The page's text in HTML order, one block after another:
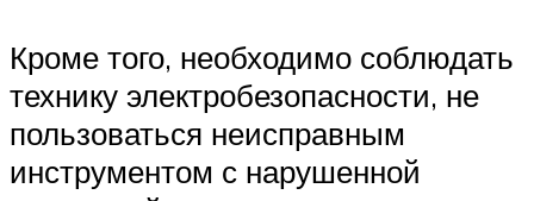
Кроме того, необходимо соблюдать
технику электробезопасности, не
пользоваться неисправным
инструментом с нарушенной